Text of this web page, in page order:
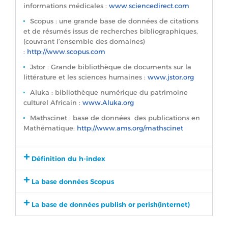
informations médicales : www.sciencedirect.com
Scopus : une grande base de données de citations
et de résumés issus de recherches bibliographiques,
(couvrant l’ensemble des domaines)
: http://www.scopus.com
Jstor : Grande bibliothèque de documents sur la
littérature et les sciences humaines : www.jstor.org
Aluka : bibliothèque numérique du patrimoine
culturel Africain : www.Aluka.org
Mathscinet : base de données des publications en
Mathématique: http://www.ams.org/mathscinet
Définition du h-index
La base données Scopus
La base de données publish or perish(internet)